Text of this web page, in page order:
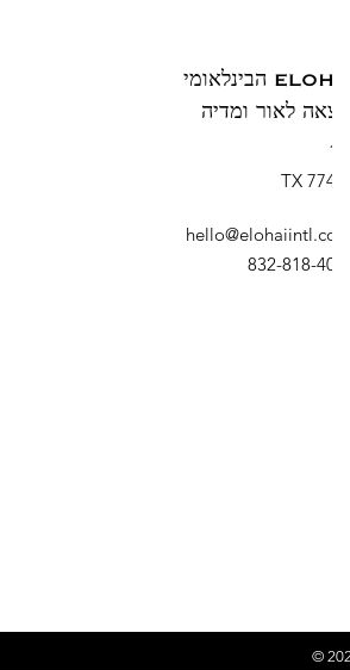
ELOHAI הבינלאומי
הוצאה לאור ומדיה
hello@elohaiintl.com